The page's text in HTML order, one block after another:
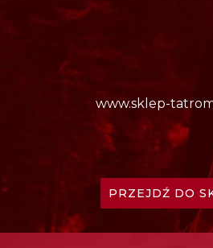
www.sklep-
PRZEJDŹ DO